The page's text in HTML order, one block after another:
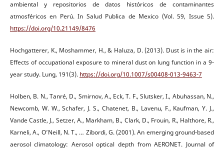
ambiental y repositorios de datos históricos de contaminantes
atmosféricos en Perú. In Salud Publica de Mexico (Vol. 59, Issue 5).
https://doi.org/10.21149/8476
Hochgatterer, K., Moshammer, H., & Haluza, D. (2013). Dust is in the air:
Effects of occupational exposure to mineral dust on lung function in a 9-
year study. Lung, 191(3). https://doi.org/10.1007/s00408-013-9463-7
Holben, B. N., Tanré, D., Smirnov, A., Eck, T. F., Slutsker, I., Abuhassan, N.,
Newcomb, W. W., Schafer, J. S., Chatenet, B., Lavenu, F., Kaufman, Y. J.,
Vande Castle, J., Setzer, A., Markham, B., Clark, D., Frouin, R., Halthore, R.,
Karneli, A., O’Neill, N. T., … Zibordi, G. (2001). An emerging ground-based
aerosol climatology: Aerosol optical depth from AERONET. Journal of